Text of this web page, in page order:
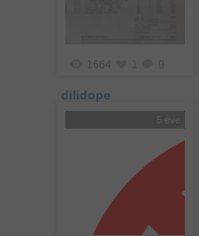
1664 9
dilidope
5 éve